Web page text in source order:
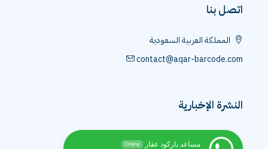
اتصل بنا
المملكة العربية السعودية
contact@aqar-barcode.com
النشرة الإخبارية
مساعد باركود عقار Online